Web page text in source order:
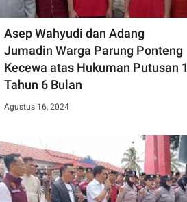
Asep Wahyudi dan Adang
Jumadin Warga Parung Ponteng
Kecewa atas Hukuman Putusan 1
Tahun 6 Bulan
Agustus 16, 2024